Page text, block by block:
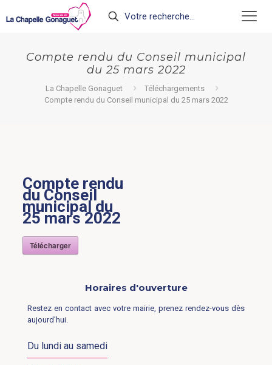
Compte rendu du Conseil municipal
du 25 mars 2022
La Chapelle Gonaguet
Téléchargements
Compte rendu du Conseil municipal du 25 mars 2022
Compte rendu
du Conseil
municipal du
25 mars 2022
Télécharger
Horaires d'ouverture
Restez en contact avec votre mairie, prenez rendez-vous dès
aujourd'hui.
Du lundi au samedi